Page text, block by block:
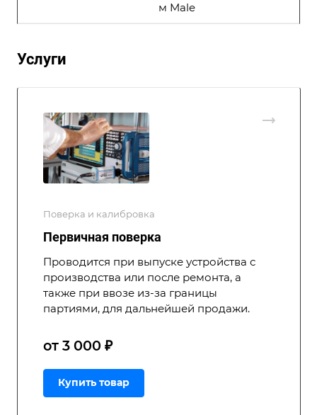
м Male
Услуги
Поверка и калибровка
Первичная поверка
Проводится при выпуске устройства с
производства или после ремонта, а
также при ввозе из-за границы
партиями, для дальнейшей продажи.
от 3 000 ₽
Купить товар